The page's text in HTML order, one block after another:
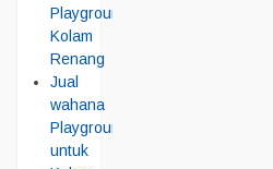
Playground
Kolam
Renang
Jual
wahana
Playground
untuk